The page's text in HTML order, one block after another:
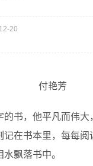
20
付艳芳
书，他平凡而伟大
记在书本里，每每阅
飘落书中。